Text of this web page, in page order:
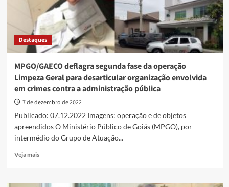
Destaques
MPGO/GAECO deflagra segunda fase da operação
Limpeza Geral para desarticular organização envolvida
em crimes contra a administração pública
7 de dezembro de 2022
Publicado: 07.12.2022 Imagens: operação e de objetos
apreendidos O Ministério Público de Goiás (MPGO), por
intermédio do Grupo de Atuação...
Veja maisRead
MPGO/GAECO